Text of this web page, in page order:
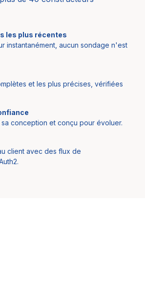
les plus récentes
instantanément, aucun sondage n'est
et les plus précises, vérifiées
conception et conçu pour évoluer.
client avec des flux de